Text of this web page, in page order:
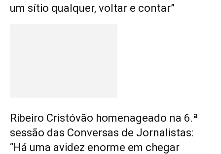
um sítio qualquer, voltar e contar”
Ribeiro Cristóvão homenageado na 6.ª
sessão das Conversas de Jornalistas:
“Há uma avidez enorme em chegar